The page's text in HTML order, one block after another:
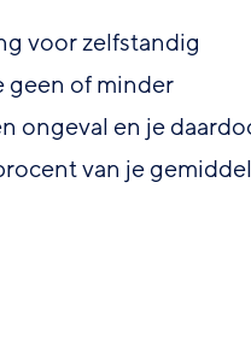
voor zelfstandig
geen of minder
ongeval en je
van je